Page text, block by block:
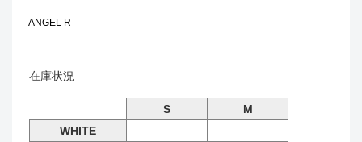
ANGEL R
在庫状況
S
M
WHITE
― ―